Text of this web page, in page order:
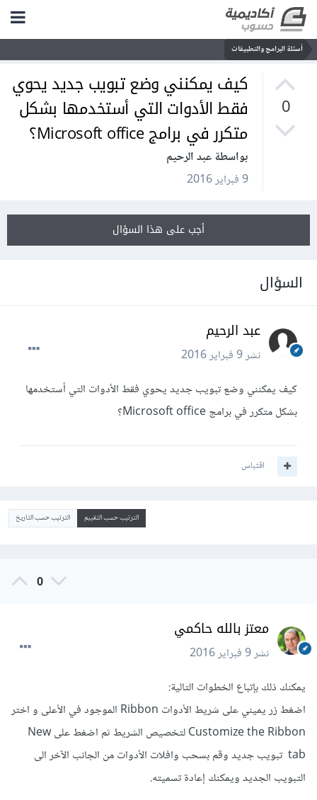
أسئلة البرامج والتطبيقات
0
كيف يمكنني وضع تبويب جديد يحوي
فقط الأدوات التي أستخدمها بشكل
متكرر في برامج Microsoft office؟
بواسطة عبد الرحيم
9 فبراير 2016
أجب على هذا السؤال
السؤال
عبد الرحيم
نشر9 فبراير 2016
كيف يمكنني وضع تبويب جديد يحوي فقط الأدوات التي أستخدمها
بشكل متكرر في برامج Microsoft office؟
اقتباس
الترتيب حسب التقييم الترتيب حسب التاريخ
0
معتز بالله حاكمي
نشر9 فبراير 2016
يمكنك ذلك بإتباع الخطوات التالية:
اضغط زر يميني على شريط الأدوات Ribbon الموجود في الأعلى و اختر
Customize the Ribbon لتخصيص الشريط ثم اضغط على New
tab تبويب جديد وقم بسحب وافلات الأدوات من الجانب الآخر الى
التبويب الجديد ويمكنك إعادة تسميته.